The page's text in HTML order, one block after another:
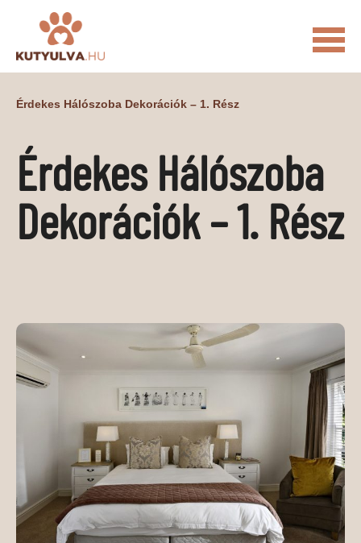
KUTYULVA – HÍREK
CUKI ÉLETKÉPEK NÖVÉNYEK
ÁLLATI
MÉDIAAJÁNLAT
Érdekes Hálószoba Dekorációk – 1. Rész
Érdekes Hálószoba
Dekorációk – 1. Rész